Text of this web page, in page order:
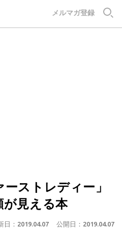
メルマガ登録
ーストレディー」
が見える本
日： 2019.04.07 公開日： 2019.04.07